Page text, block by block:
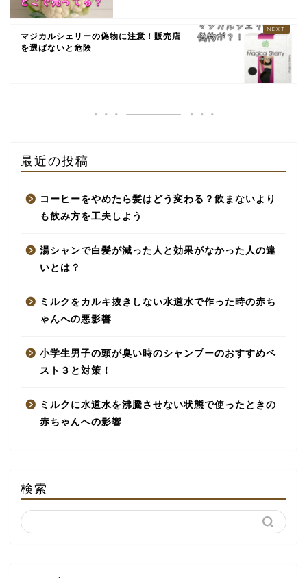
マジカルシェリーの偽物に注意！販売店
を選ばないと危険
最近の投稿
コーヒーをやめたら髪はどう変わる？飲まないより
も飲み方を工夫しよう
湯シャンで白髪が減った人と効果がなかった人の違
いとは？
ミルクをカルキ抜きしない水道水で作った時の赤ち
ゃんへの悪影響
小学生男子の頭が臭い時のシャンプーのおすすめベ
スト３と対策！
ミルクに水道水を沸騰させない状態で使ったときの
赤ちゃんへの影響
検索